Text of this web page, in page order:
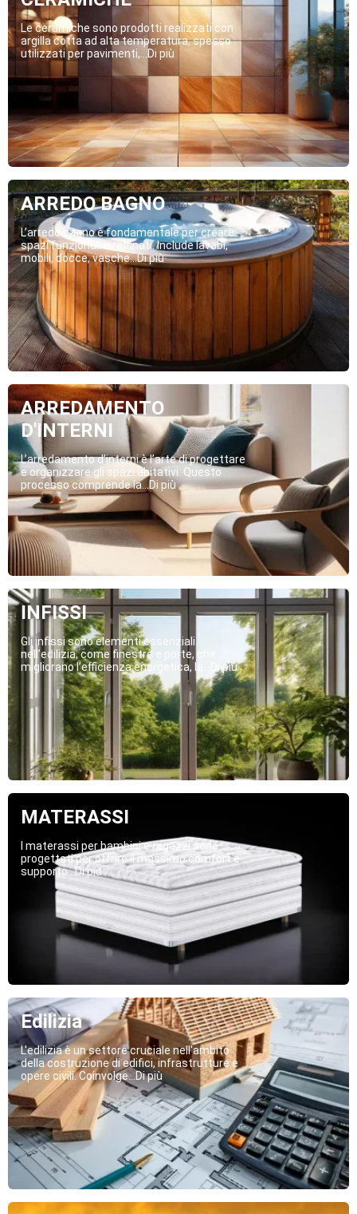
Le ceramiche sono prodotti realizzati con
argilla cotta ad alta temperatura, spesso
utilizzati per pavimenti,...Di più
ARREDO BAGNO
L’arredo bagno è fondamentale per creare
spazi funzionali e raffinati. Include lavabi,
mobili, docce, vasche...Di più
ARREDAMENTO
D'INTERNI
L’arredamento d’interni è l’arte di progettare
e organizzare gli spazi abitativi. Questo
processo comprende la...Di più
INFISSI
Gli infissi sono elementi essenziali
nell’edilizia, come finestre e porte, che
migliorano l’efficienza energetica, la...Di più
MATERASSI
I materassi per bambini e ragazzi sono
progettati per offrire il massimo comfort e
supporto...Di più
Edilizia
L'edilizia è un settore cruciale nell'ambito
della costruzione di edifici, infrastrutture e
opere civili. Coinvolge...Di più